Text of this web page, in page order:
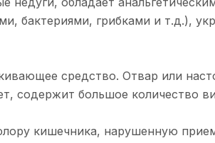
бактериями, грибками и т.д.),
средство. Отвар или
содержит большое количество
кишечника, нарушенную